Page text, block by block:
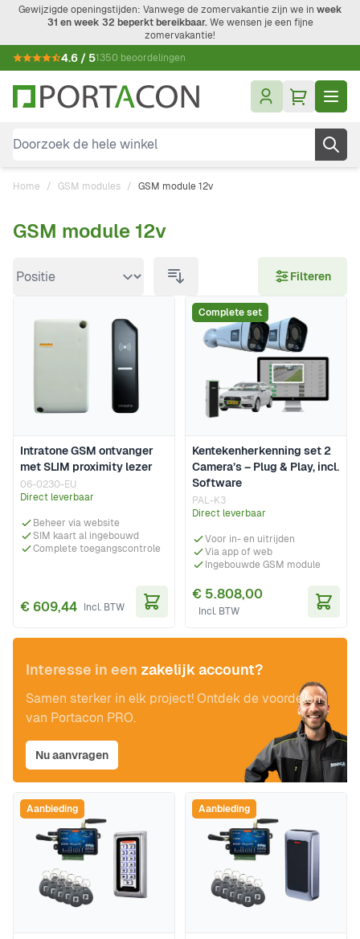
Ga naar de inhoud
Gewijzigde openingstijden: Vanwege de zomervakantie zijn we in week
31 en week 32 beperkt bereikbaar.We wensen je een fijne
zomervakantie!
4.6 / 51350 beoordelingen
Doorzoek de hele winkel
Home / GSM modules / GSM module 12v
Doorgaan naar productlijst
GSM module 12v
Filteren
Intratone GSM ontvanger
met SLIM proximity lezer
06-0230-EU
Direct leverbaar
Beheer via website
SIM kaart al ingebouwd
Complete toegangscontrole
€ 609,44
In Winkelwagen
Kentekenherkenning set 2
Camera’s – Plug & Play, incl.
Software
PAL-K3
Direct leverbaar
Voor in- en uitrijden
Via app of web
Ingebouwde GSM module
€ 5.808,00
Complete set
Aanbieding Aanbieding
Interesse in een zakelijk account?
Samen sterker in elk project! Ontdek de voordelen
van Portacon PRO.
Nu aanvragen